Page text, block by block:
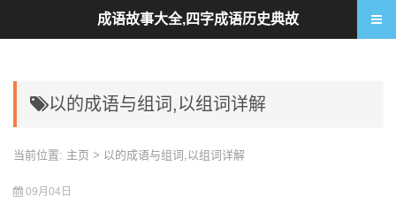
以的成语与组词,以组词详解
当前位置: 主页 > 以的成语与组词,以组词详解
09月04日
成语故事大全,四字成语历史典故